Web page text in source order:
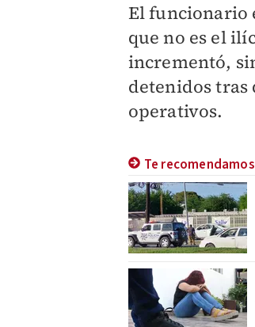
El funcionario
que no es el
incrementó,
detenidos tras
operativos.
Te